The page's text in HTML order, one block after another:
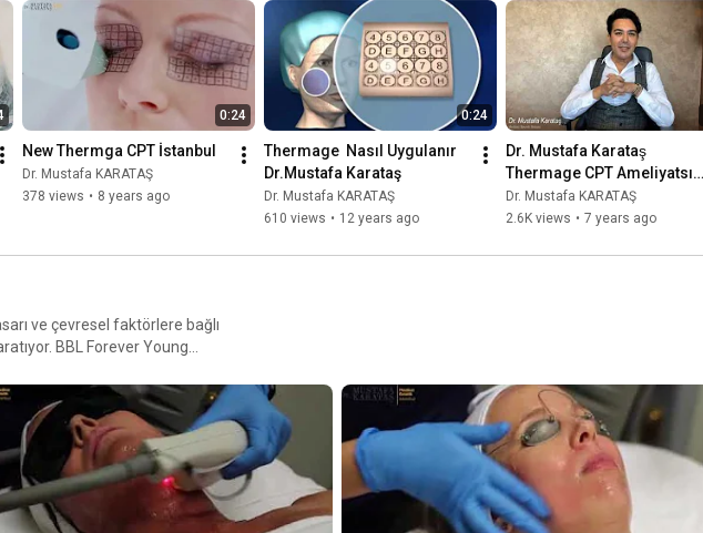
0:24
New Thermga CPT İstanbul
Dr. Mustafa KARATAŞ
378 views • 8 years ago
0:24
Thermage  Nasıl Uygulanır
Dr.Mustafa Karataş
Dr. Mustafa KARATAŞ
610 views • 12 years ago
Dr. Mustafa Karataş
Thermage CPT Ameliyatsız
Yüz Germe
Dr. Mustafa KARATAŞ
2.6K views • 7 years ago
ve çevresel faktörlere bağlı
BBL Forever Young
ile pigmentasyon
sağlayan BBL Hero,
olumlu sonuçları